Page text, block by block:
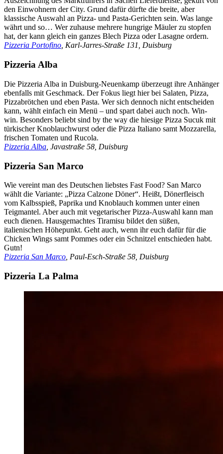
den Einwohnern der City. Grund dafür dürfte die breite, aber
klassische Auswahl an Pizza- und Pasta-Gerichten sein. Was lange
währt und so… Wer zuhause mehrere hungrige Mäuler zu stopfen
hat, der kann gleich ein ganzes Blech Pizza oder Lasagne ordern.
Pizzeria Portofino , Karl-Jarres-Straße 131, Duisburg
Pizzeria Alba
Die Pizzeria Alba in Duisburg-Neuenkamp überzeugt ihre Anhänger
ebenfalls mit Geschmack. Der Fokus liegt hier bei Salaten, Pizza,
Pizzabrötchen und eben Pasta. Wer sich dennoch nicht entscheiden
kann, wählt einfach ein Menü – und spart dabei auch noch. Win-
win. Besonders beliebt sind by the way die hiesige Pizza Sucuk mit
türkischer Knoblauchwurst oder die Pizza Italiano samt Mozzarella,
frischen Tomaten und Rucola.
Pizzeria Alba , Javastraße 58, Duisburg
Pizzeria San Marco
Wie vereint man des Deutschen liebstes Fast Food? San Marco
wählt die Variante: „Pizza Calzone Döner“. Heißt, Dönerfleisch
vom Kalbsspieß, Paprika und Knoblauch kommen unter einen
Teigmantel. Aber auch mit vegetarischer Pizza-Auswahl kann man
euch dienen. Hausgemachtes Tiramisu bildet den süßen,
italienischen Höhepunkt. Geht auch, wenn ihr euch dafür für die
Chicken Wings samt Pommes oder ein Schnitzel entschieden habt.
Gutn!
Pizzeria San Marco , Paul-Esch-Straße 58, Duisburg
Pizzeria La Palma